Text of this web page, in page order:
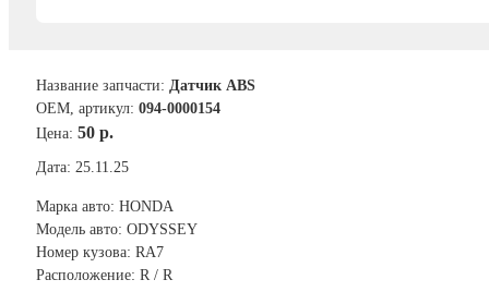
Название запчасти: Датчик ABS
ОЕМ, артикул: 094-0000154
Цена: 50 р.
Дата: 25.11.25
Марка авто: HONDA
Модель авто: ODYSSEY
Номер кузова: RA7
Расположение: R / R